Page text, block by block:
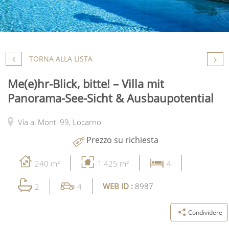
TORNA ALLA LISTA
Me(e)hr-Blick, bitte! – Villa mit
Panorama-See-Sicht & Ausbaupotential
Via ai Monti 99, Locarno
Prezzo su richiesta
240 m² 1'425 m² 4
2 4 WEB ID : 8987
Condividere